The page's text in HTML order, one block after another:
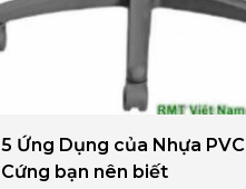
5 Ứng Dụng của Nhựa PVC
Cứng bạn nên biết